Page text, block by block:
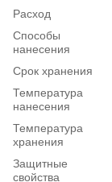
Расход
Способы
нанесения
Срок хранения
Температура
нанесения
Температура
хранения
Защитные
свойства